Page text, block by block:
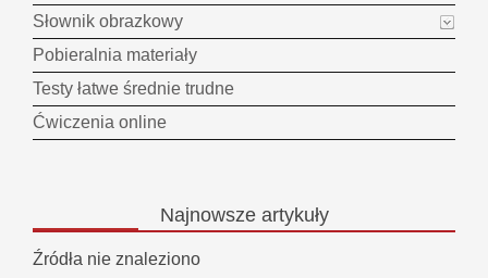
Słownik obrazkowy
Pobieralnia materiały
Testy łatwe średnie trudne
Ćwiczenia online
Najnowszeartykuły
Źródła nie znaleziono